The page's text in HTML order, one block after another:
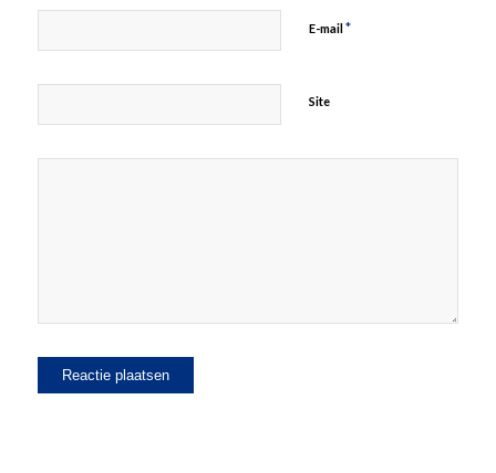
E-mail *
Site